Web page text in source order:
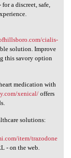
a discreet, safe,
cialis-
solution. Improve
this savory option
medication with
xenical/offers
solutions:
item/trazodone
- on the web.